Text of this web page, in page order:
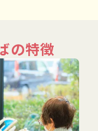
の特徴